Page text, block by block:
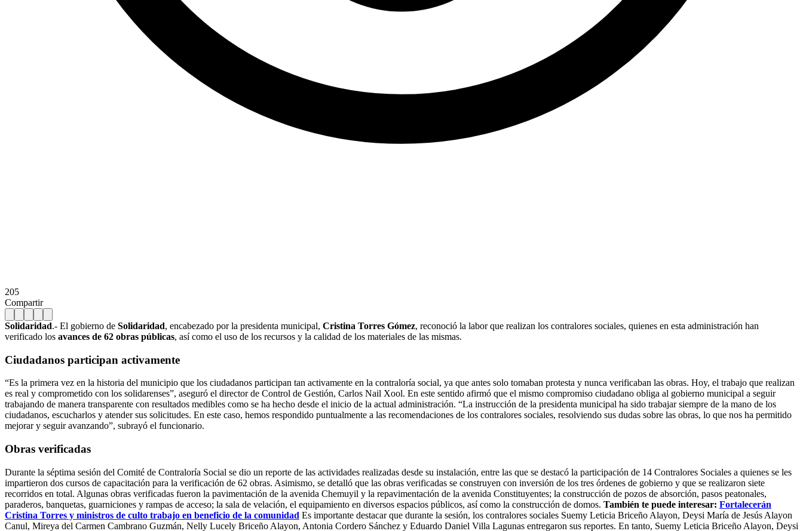
205
Compartir
Solidaridad.- El gobierno de Solidaridad, encabezado por la presidenta municipal, Cristina Torres Gómez, reconoció la labor que realizan los contralores sociales, quienes en esta administración han
verificado los avances de 62 obras públicas, así como el uso de los recursos y la calidad de los materiales de las mismas.
Ciudadanos participan activamente
“Es la primera vez en la historia del municipio que los ciudadanos participan tan activamente en la contraloría social, ya que antes solo tomaban protesta y nunca verificaban las obras. Hoy, el trabajo que realizan
es real y comprometido con los solidarenses”, aseguró el director de Control de Gestión, Carlos Nail Xool. En este sentido afirmó que el mismo compromiso ciudadano obliga al gobierno municipal a seguir
trabajando de manera transparente con resultados medibles como se ha hecho desde el inicio de la actual administración. “La instrucción de la presidenta municipal ha sido trabajar siempre de la mano de los
ciudadanos, escucharlos y atender sus solicitudes. En este caso, hemos respondido puntualmente a las recomendaciones de los contralores sociales, resolviendo sus dudas sobre las obras, lo que nos ha permitido
mejorar y seguir avanzando”, subrayó el funcionario.
Obras verificadas
Durante la séptima sesión del Comité de Contraloría Social se dio un reporte de las actividades realizadas desde su instalación, entre las que se destacó la participación de 14 Contralores Sociales a quienes se les
impartieron dos cursos de capacitación para la verificación de 62 obras. Asimismo, se detalló que las obras verificadas se construyen con inversión de los tres órdenes de gobierno y que se realizaron siete
recorridos en total. Algunas obras verificadas fueron la pavimentación de la avenida Chemuyil y la repavimentación de la avenida Constituyentes; la construcción de pozos de absorción, pasos peatonales,
paraderos, banquetas, guarniciones y rampas de acceso; la sala de velación, el equipamiento en diversos espacios públicos, así como la construcción de domos. También te puede interesar: Fortalecerán
Cristina Torres y ministros de culto trabajo en beneficio de la comunidad Es importante destacar que durante la sesión, los contralores sociales Suemy Leticia Briceño Alayon, Deysi María de Jesús Alayon
Canul, Mireya del Carmen Cambrano Guzmán, Nelly Lucely Briceño Alayon, Antonia Cordero Sánchez y Eduardo Daniel Villa Lagunas entregaron sus reportes. En tanto, Suemy Leticia Briceño Alayon, Deysi